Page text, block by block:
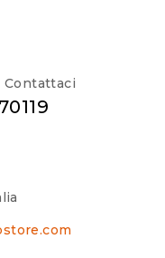
Contattaci